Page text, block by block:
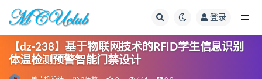
登录
【dz-238】基于物联网技术的RFID学生信息识别
体温检测预警智能门禁设计